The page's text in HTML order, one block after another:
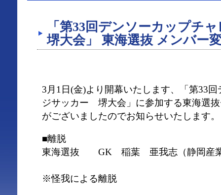
「第33回デンソーカップ
堺大会」 東海選抜 メンバー
3月1日(金)より開幕いたします、「第33
ジサッカー 堺大会」に参加する東海選
がございましたのでお知らせいたします。
■離脱
東海選抜 GK 稲葉 亜我志（静岡産業
※怪我による離脱